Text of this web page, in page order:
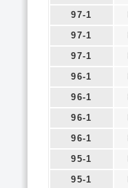
97-1
97-1
97-1
96-1
96-1
96-1
96-1
95-1
95-1